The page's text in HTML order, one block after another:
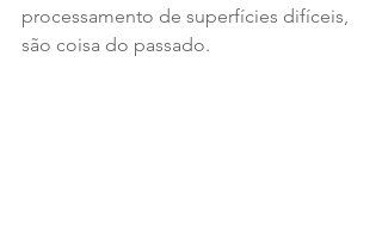
processamento de superfícies difíceis,
são coisa do passado.